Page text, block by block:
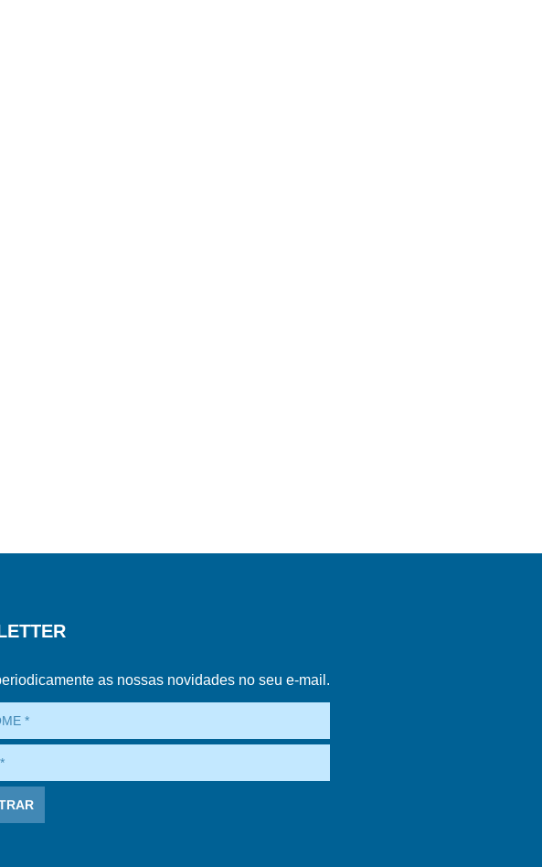
as nossas novidades no seu e-mail.